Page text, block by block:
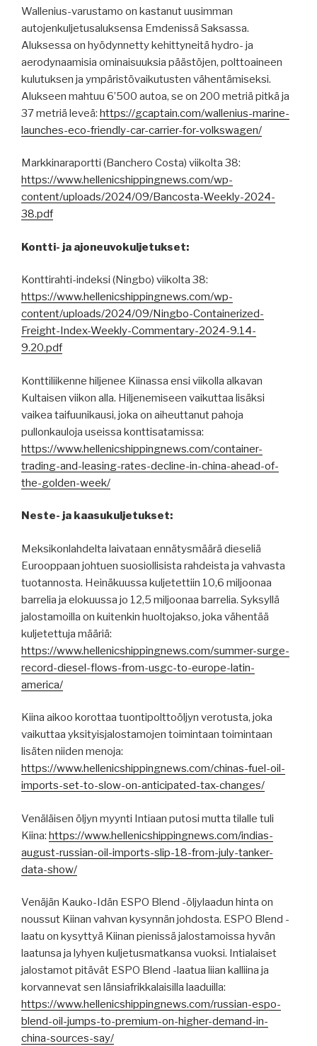
Wallenius-varustamo on kastanut uusimman
autojenkuljetusaluksensa Emdenissä Saksassa.
Aluksessa on hyödynnetty kehittyneitä hydro- ja
aerodynaamisia ominaisuuksia päästöjen, polttoaineen
kulutuksen ja ympäristövaikutusten vähentämiseksi.
Alukseen mahtuu 6’500 autoa, se on 200 metriä pitkä ja
37 metriä leveä: https://gcaptain.com/wallenius-marine-
launches-eco-friendly-car-carrier-for-volkswagen/
Markkinaraportti (Banchero Costa) viikolta 38:
https://www.hellenicshippingnews.com/wp-
content/uploads/2024/09/Bancosta-Weekly-2024-
38.pdf
Kontti- ja ajoneuvokuljetukset:
Konttirahti-indeksi (Ningbo) viikolta 38:
https://www.hellenicshippingnews.com/wp-
content/uploads/2024/09/Ningbo-Containerized-
Freight-Index-Weekly-Commentary-2024-9.14-
9.20.pdf
Konttiliikenne hiljenee Kiinassa ensi viikolla alkavan
Kultaisen viikon alla. Hiljenemiseen vaikuttaa lisäksi
vaikea taifuunikausi, joka on aiheuttanut pahoja
pullonkauloja useissa konttisatamissa:
https://www.hellenicshippingnews.com/container-
trading-and-leasing-rates-decline-in-china-ahead-of-
the-golden-week/
Neste- ja kaasukuljetukset:
Meksikonlahdelta laivataan ennätysmäärä dieseliä
Eurooppaan johtuen suosiollisista rahdeista ja vahvasta
tuotannosta. Heinäkuussa kuljetettiin 10,6 miljoonaa
barrelia ja elokuussa jo 12,5 miljoonaa barrelia. Syksyllä
jalostamoilla on kuitenkin huoltojakso, joka vähentää
kuljetettuja määriä:
https://www.hellenicshippingnews.com/summer-surge-
record-diesel-flows-from-usgc-to-europe-latin-
america/
Kiina aikoo korottaa tuontipolttoöljyn verotusta, joka
vaikuttaa yksityisjalostamojen toimintaan toimintaan
lisäten niiden menoja:
https://www.hellenicshippingnews.com/chinas-fuel-oil-
imports-set-to-slow-on-anticipated-tax-changes/
Venäläisen öljyn myynti Intiaan putosi mutta tilalle tuli
Kiina: https://www.hellenicshippingnews.com/indias-
august-russian-oil-imports-slip-18-from-july-tanker-
data-show/
Venäjän Kauko-Idän ESPO Blend -öljylaadun hinta on
noussut Kiinan vahvan kysynnän johdosta. ESPO Blend -
laatu on kysyttyä Kiinan pienissä jalostamoissa hyvän
laatunsa ja lyhyen kuljetusmatkansa vuoksi. Intialaiset
jalostamot pitävät ESPO Blend -laatua liian kalliina ja
korvannevat sen länsiafrikkalaisilla laaduilla:
https://www.hellenicshippingnews.com/russian-espo-
blend-oil-jumps-to-premium-on-higher-demand-in-
china-sources-say/